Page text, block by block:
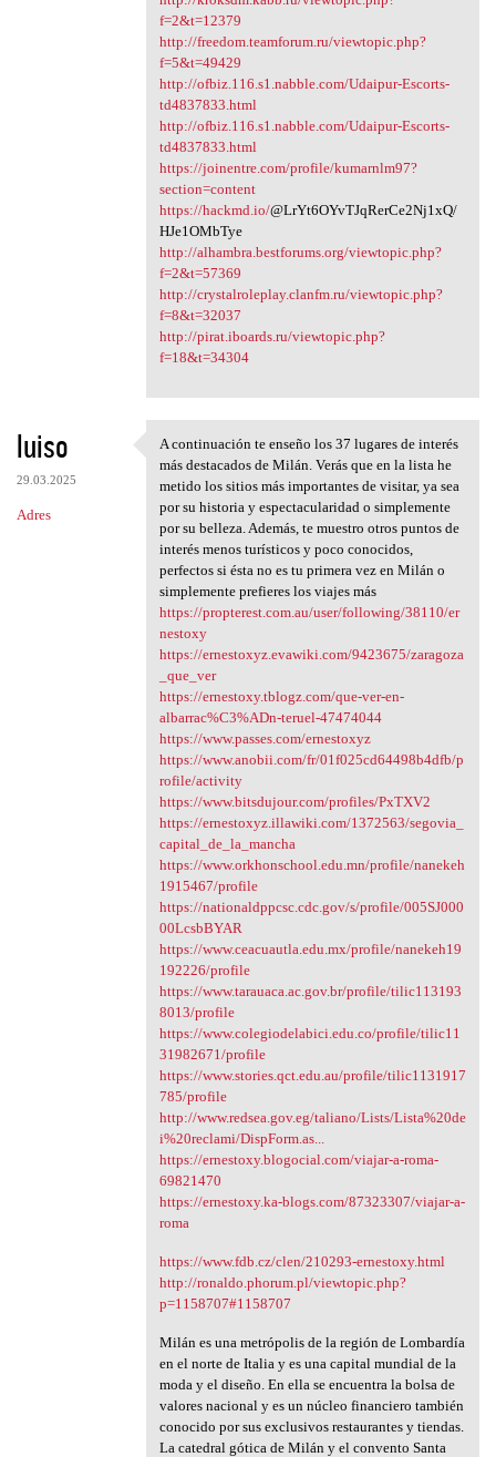
f=2&t=12379
http://freedom.teamforum.ru/viewtopic.php?
f=5&t=49429
http://ofbiz.116.s1.nabble.com/Udaipur-Escorts-
td4837833.html
http://ofbiz.116.s1.nabble.com/Udaipur-Escorts-
td4837833.html
https://joinentre.com/profile/kumarnlm97?
section=content
https://hackmd.io/@LrYt6OYvTJqRerCe2Nj1xQ/
HJe1OMbTye
http://alhambra.bestforums.org/viewtopic.php?
f=2&t=57369
http://crystalroleplay.clanfm.ru/viewtopic.php?
f=8&t=32037
http://pirat.iboards.ru/viewtopic.php?
f=18&t=34304
luiso
29.03.2025
Adres
A continuación te enseño los
A continuación te enseño los 37 lugares de interés
más destacados de Milán. Verás que en la lista he
metido los sitios más importantes de visitar, ya sea
por su historia y espectacularidad o simplemente
por su belleza. Además, te muestro otros puntos de
interés menos turísticos y poco conocidos,
perfectos si ésta no es tu primera vez en Milán o
simplemente prefieres los viajes más
https://propterest.com.au/user/following/38110/er
nestoxy
https://ernestoxyz.evawiki.com/9423675/zaragoza
_que_ver
https://ernestoxy.tblogz.com/que-ver-en-
albarrac%C3%ADn-teruel-47474044
https://www.passes.com/ernestoxyz
https://www.anobii.com/fr/01f025cd64498b4dfb/p
rofile/activity
https://www.bitsdujour.com/profiles/PxTXV2
https://ernestoxyz.illawiki.com/1372563/segovia_
capital_de_la_mancha
https://www.orkhonschool.edu.mn/profile/nanekeh
1915467/profile
https://nationaldppcsc.cdc.gov/s/profile/005SJ000
00LcsbBYAR
https://www.ceacuautla.edu.mx/profile/nanekeh19
192226/profile
https://www.tarauaca.ac.gov.br/profile/tilic113193
8013/profile
https://www.colegiodelabici.edu.co/profile/tilic11
31982671/profile
https://www.stories.qct.edu.au/profile/tilic1131917
785/profile
http://www.redsea.gov.eg/taliano/Lists/Lista%20de
i%20reclami/DispForm.as...
https://ernestoxy.blogocial.com/viajar-a-roma-
69821470
https://ernestoxy.ka-blogs.com/87323307/viajar-a-
roma
https://www.fdb.cz/clen/210293-ernestoxy.html
http://ronaldo.phorum.pl/viewtopic.php?
p=1158707#1158707
Milán es una metrópolis de la región de Lombardía
en el norte de Italia y es una capital mundial de la
moda y el diseño. En ella se encuentra la bolsa de
valores nacional y es un núcleo financiero también
conocido por sus exclusivos restaurantes y tiendas.
La catedral gótica de Milán y el convento Santa